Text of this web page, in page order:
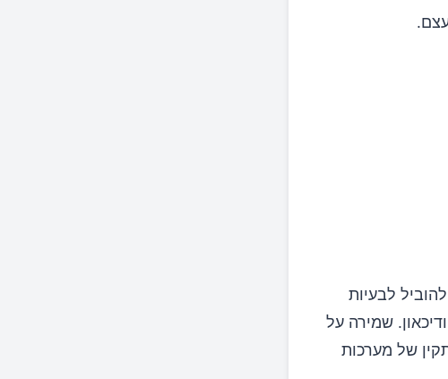
לבעיות
שמירה על
של מערכות